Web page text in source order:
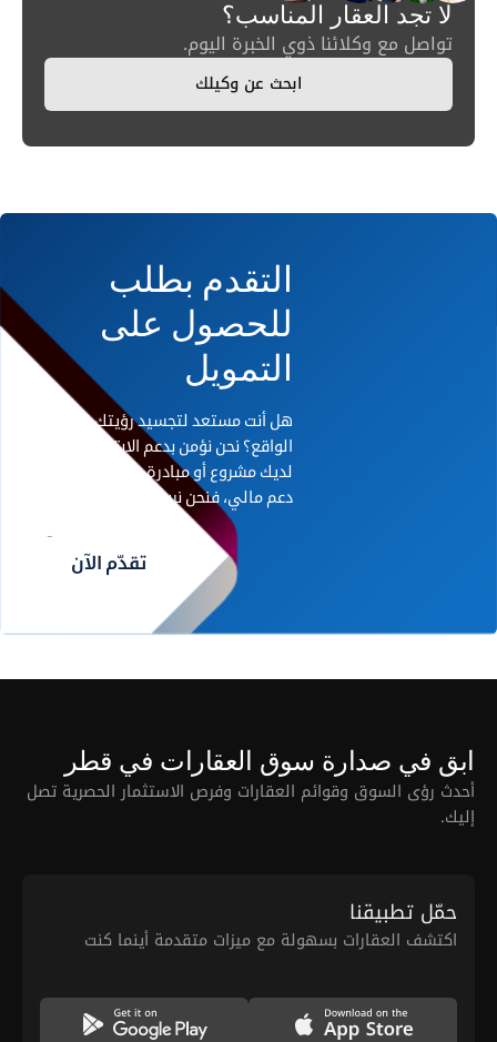
لا تجد العقار المناسب؟
تواصل مع وكلائنا ذوي الخبرة اليوم.
ابحث عن وكيلك
التقدم بطلب
للحصول على
التمويل
هل أنت مستعد لتجسيد رؤيتك على أرض
الواقع؟ نحن نؤمن بدعم الابتكار. إذا كان
لديك مشروع أو مبادرة رائدة تحتاج إلى
دعم مالي، فنحن نريد أن نسمع منك.
تقدّم الآن
ابق في صدارة سوق العقارات في قطر
أحدث رؤى السوق وقوائم العقارات وفرص الاستثمار الحصرية تصل
إليك.
حمّل تطبيقنا
اكتشف العقارات بسهولة مع ميزات متقدمة أينما كنت